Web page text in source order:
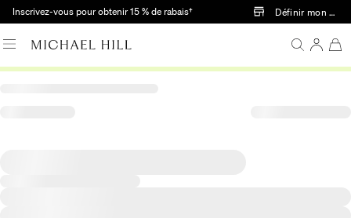
Passer au contenu principal
Inscrivez-vous pour obtenir 15 % de rabais† Définir mon